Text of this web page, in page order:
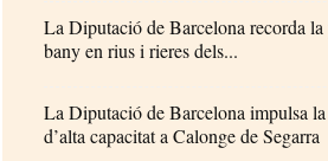
La Diputació de Barcelona recorda
bany en rius i rieres dels...
La Diputació de Barcelona impulsa
d’alta capacitat a Calonge de Segarra